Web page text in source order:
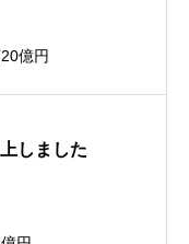
億円
しました